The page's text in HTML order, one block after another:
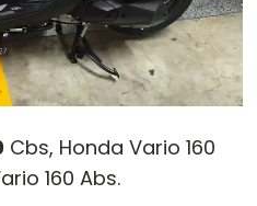
Cbs, Honda Vario 160
160 Abs.